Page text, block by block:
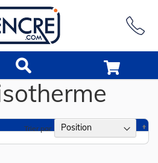
Trier par